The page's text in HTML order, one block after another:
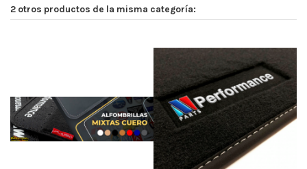
2 otros productos de la misma categoría: